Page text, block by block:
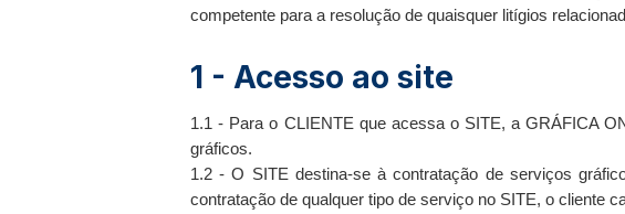
competente para a resolução de quaisquer litígios
1 - Acesso ao site
1.1 - Para o CLIENTE que acessa o SITE, a GRÁFICA
gráficos.
1.2 - O SITE destina-se à contratação de serviços
contratação de qualquer tipo de serviço no SITE, o cliente